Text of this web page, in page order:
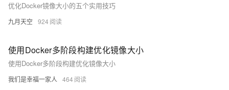
优化Docker镜像大小的五个实用技巧
九月天空 924
使用Docker多阶段构建优化镜像大小
使用Docker多阶段构建优化镜像大小
我们是幸福一家人 464